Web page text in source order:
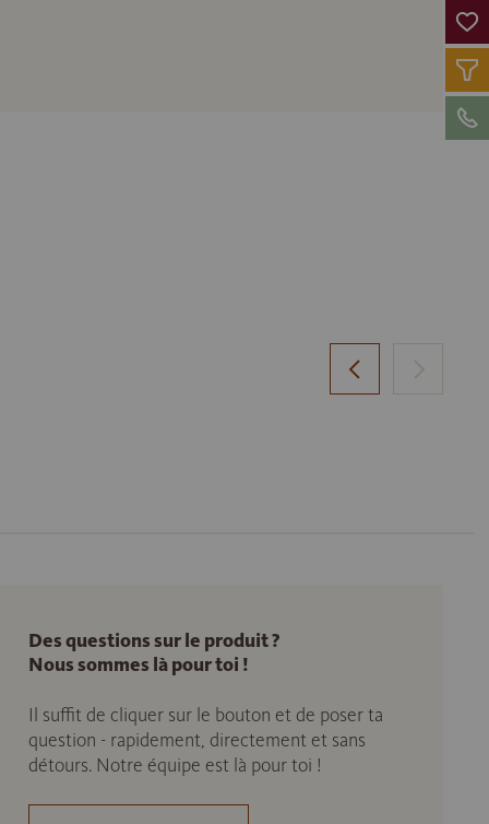
Des questions sur le produit ?
Nous sommes là pour toi !
Il suffit de cliquer sur le bouton et de poser ta
question - rapidement, directement et sans
détours. Notre équipe est là pour toi !